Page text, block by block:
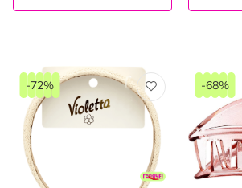
-72% -68%